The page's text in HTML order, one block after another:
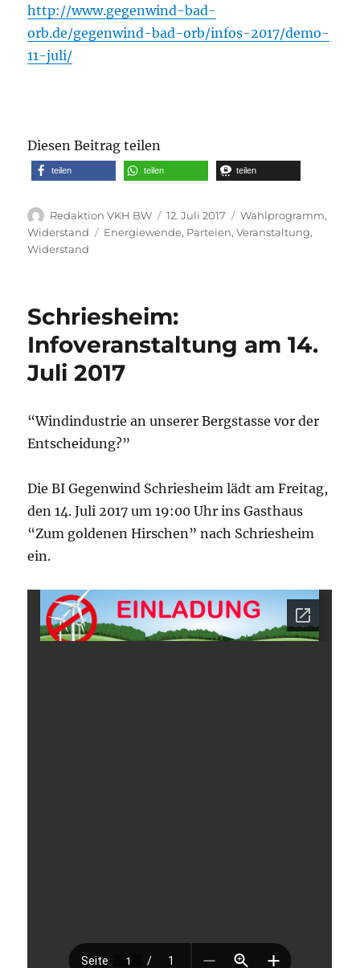
http://www.gegenwind-bad-
orb.de/gegenwind-bad-orb/infos-2017/demo-
11-juli/
Diesen Beitrag teilen
teilen teilen teilen
Autor
Redaktion VKH BW
Veröffentlicht
am
12. Juli 2017 Kategorien
Wahlprogramm,
Widerstand
Schlagwörter
Energiewende, Parteien,Veranstaltung,
Widerstand
Schriesheim:
Infoveranstaltung am 14.
Juli 2017
“Windindustrie an unserer Bergstasse vor der
Entscheidung?”
Die BI Gegenwind Schriesheim lädt am Freitag,
den 14. Juli 2017 um 19:00 Uhr ins Gasthaus
“Zum goldenen Hirschen” nach Schriesheim
ein.